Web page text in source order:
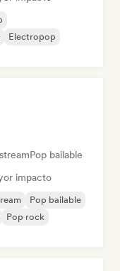
Electropop
Pop bailable
impacto
Pop bailable
Pop rock